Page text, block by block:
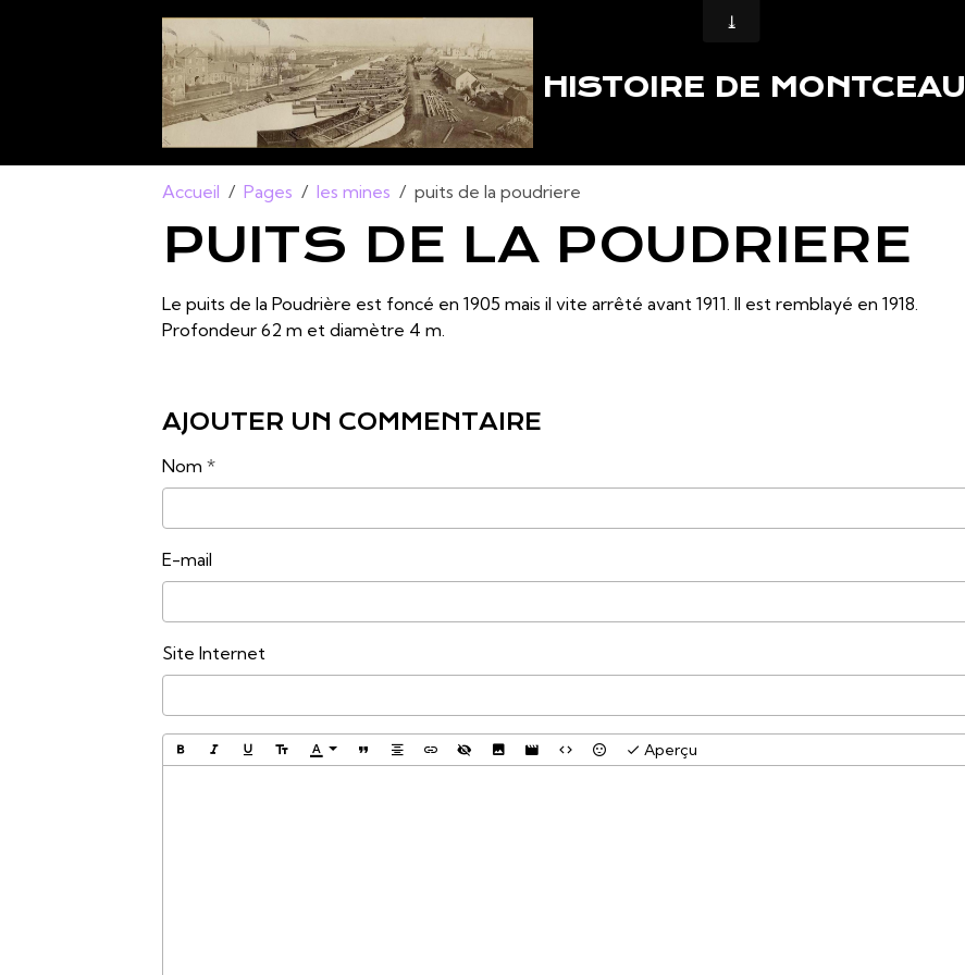
HISTOIRE DE MONTCEAU
Accueil Pages les mines puits de la poudriere
PUITS DE LA POUDRIERE
Le puits de la Poudrière est foncé en 1905 mais il vite arrêté avant 1911. Il est remblayé en 1918.
Profondeur 62 m et diamètre 4 m.
AJOUTER UN COMMENTAIRE
Nom
E-mail
Site Internet
Aperçu